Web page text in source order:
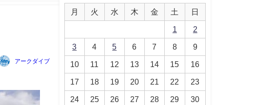
アークダイブ
月 火 水 木 金 土 日
1 2
3 4 5 6 7 8 9
10 11 12 13 14 15 16
17 18 19 20 21 22 23
24 25 26 27 28 29 30